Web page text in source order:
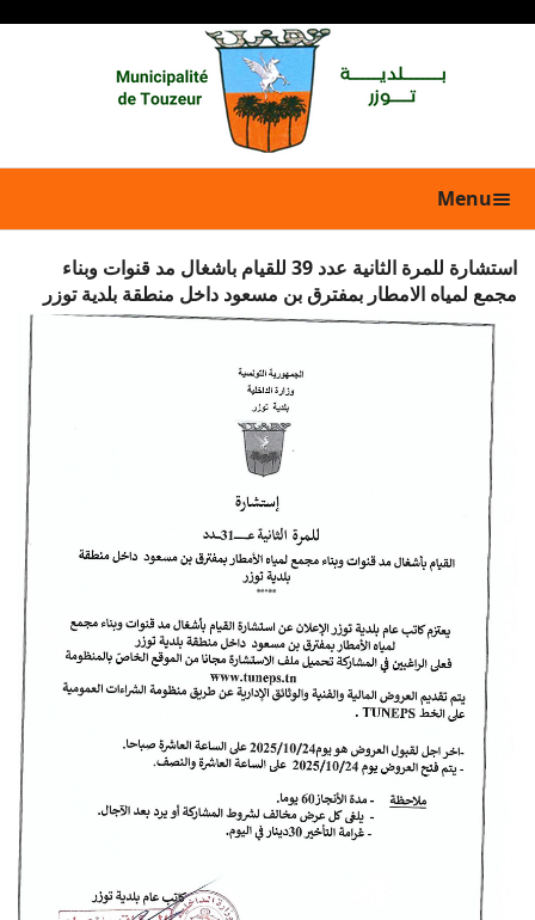
Menu
استشارة للمرة الثانية عدد 39 للقيام باشغال مد قنوات وبناء
مجمع لمياه الامطار بمفترق بن مسعود داخل منطقة بلدية توزر